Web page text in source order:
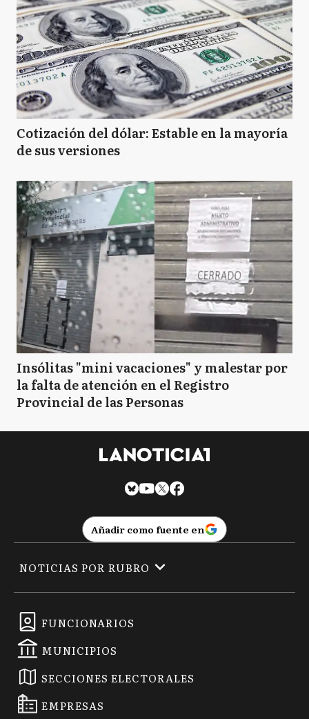
Cotización del dólar: Estable en la mayoría
de sus versiones
Insólitas "mini vacaciones" y malestar por
la falta de atención en el Registro
Provincial de las Personas
Añadir como fuente en
FUNCIONARIOS
MUNICIPIOS
SECCIONES ELECTORALES
EMPRESAS
NOTICIAS POR RUBRO